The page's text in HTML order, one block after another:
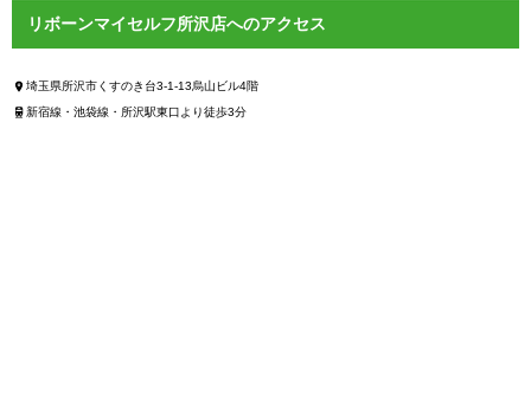
リボーンマイセルフ所沢店へのアクセス
埼玉県所沢市くすのき台3-1-13烏山ビル4階
新宿線・池袋線・所沢駅東口より徒歩3分